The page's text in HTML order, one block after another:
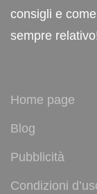
consigli e
sempre
Home page
Blog
Pubblicità
Condizioni